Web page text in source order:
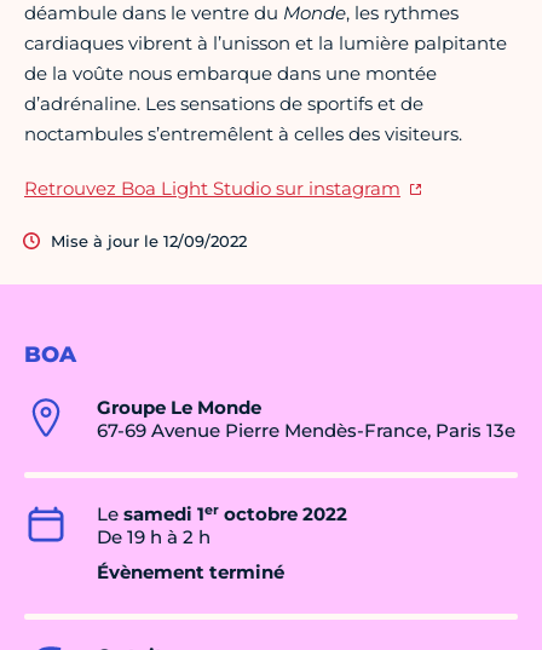
BOA
Groupe Le Monde
67-69 Avenue Pierre Mendès-France, Paris 13e
Le samedi 1er octobre 2022
De 19 h à 2 h
Évènement terminé
déambule dans le ventre du Monde, les rythmes
cardiaques vibrent à l’unisson et la lumière palpitante
de la voûte nous embarque dans une montée
d’adrénaline. Les sensations de sportifs et de
noctambules s’entremêlent à celles des visiteurs.
Retrouvez Boa Light Studio sur instagram
Mise à jour le 12/09/2022